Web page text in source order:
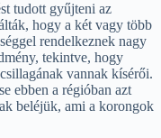
tudott gyűjteni az
hogy a két vagy több
rendelkeznek nagy
tekintve, hogy
vannak kísérői.
ebben a régióban azt
beléjük, ami a korongok